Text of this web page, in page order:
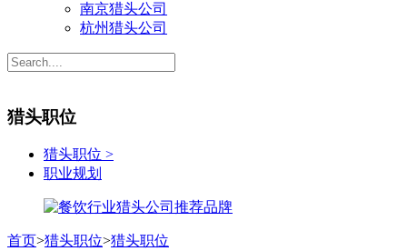
南京猎头公司
杭州猎头公司
猎头职位
猎头职位 >
职业规划
首页>猎头职位>猎头职位